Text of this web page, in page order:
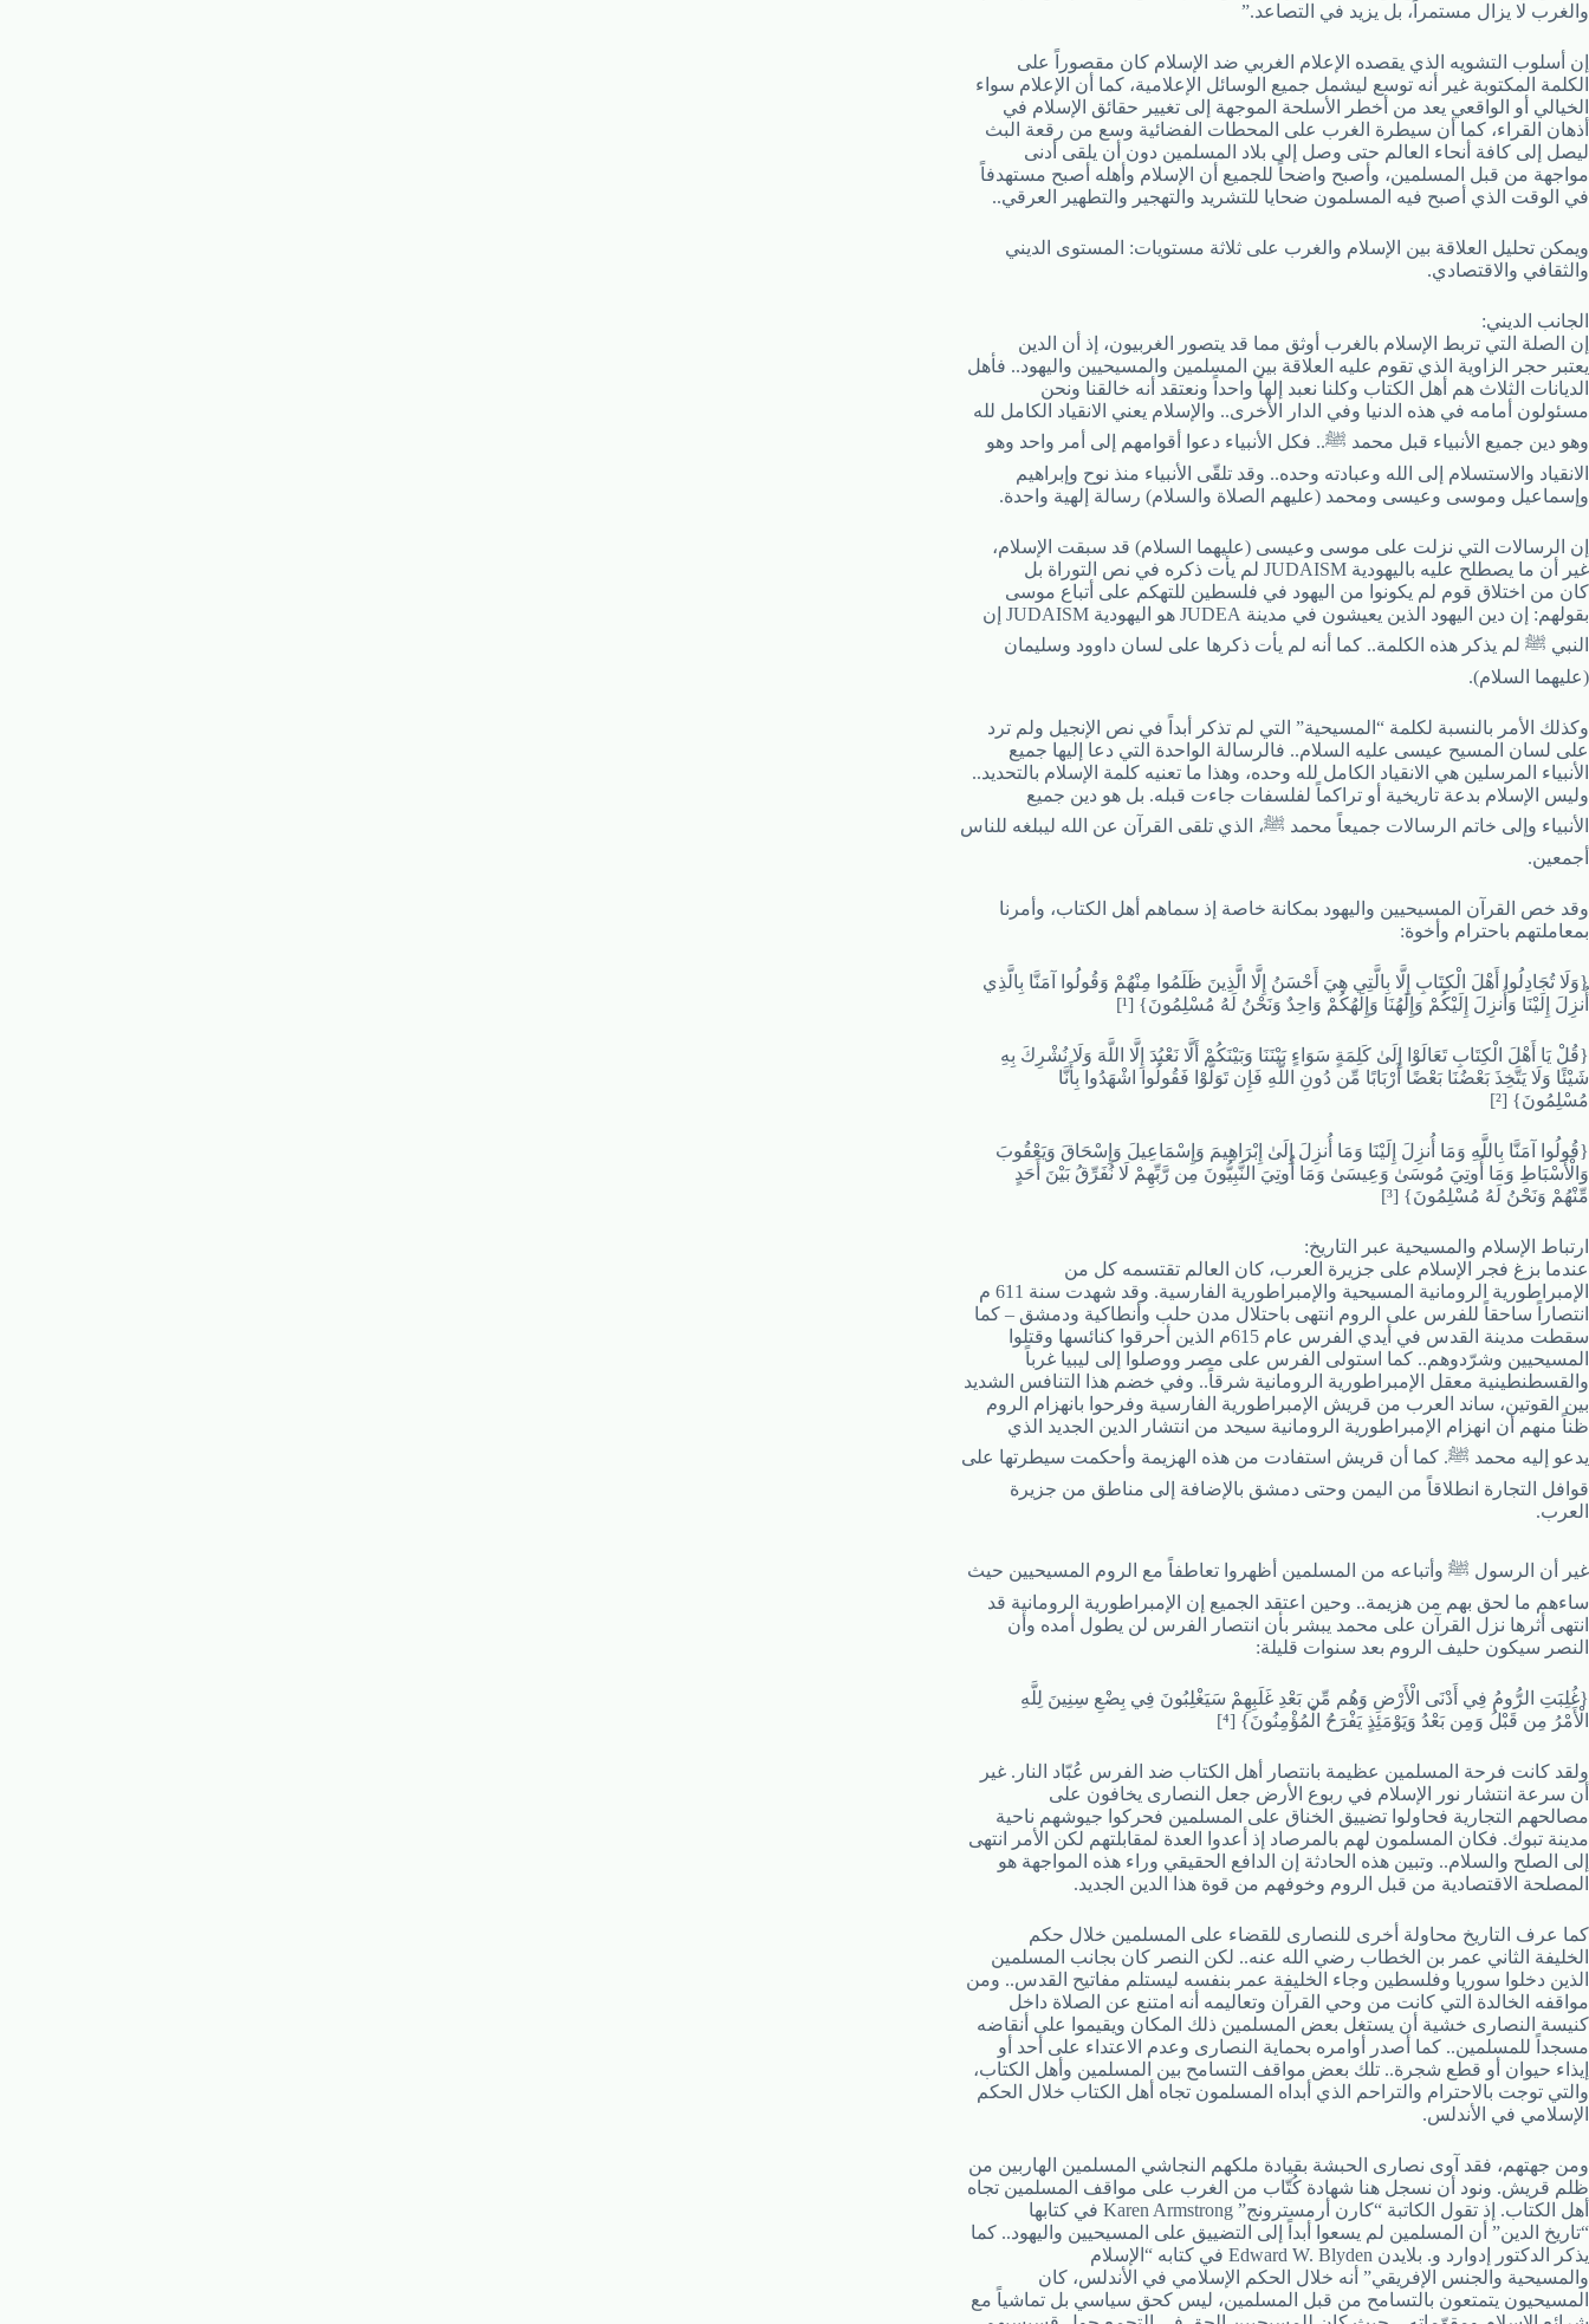
والغرب لا يزال مستمراً، بل يزيد في التصاعد.”
إن أسلوب التشويه الذي يقصده الإعلام الغربي ضد الإسلام كان مقصوراً على
الكلمة المكتوبة غير أنه توسع ليشمل جميع الوسائل الإعلامية، كما أن الإعلام سواء
الخيالي أو الواقعي يعد من أخطر الأسلحة الموجهة إلى تغيير حقائق الإسلام في
أذهان القراء، كما أن سيطرة الغرب على المحطات الفضائية وسع من رقعة البث
ليصل إلى كافة أنحاء العالم حتى وصل إلى بلاد المسلمين دون أن يلقى أدنى
مواجهة من قبل المسلمين، وأصبح واضحاً للجميع أن الإسلام وأهله أصبح مستهدفاً
في الوقت الذي أصبح فيه المسلمون ضحايا للتشريد والتهجير والتطهير العرقي..
ويمكن تحليل العلاقة بين الإسلام والغرب على ثلاثة مستويات: المستوى الديني
والثقافي والاقتصادي.
الجانب الديني:
إن الصلة التي تربط الإسلام بالغرب أوثق مما قد يتصور الغربيون، إذ أن الدين
يعتبر حجر الزاوية الذي تقوم عليه العلاقة بين المسلمين والمسيحيين واليهود.. فأهل
الديانات الثلاث هم أهل الكتاب وكلنا نعبد إلهاً واحداً ونعتقد أنه خالقنا ونحن
مسئولون أمامه في هذه الدنيا وفي الدار الأخرى.. والإسلام يعني الانقياد الكامل لله
وهو دين جميع الأنبياء قبل محمد ﷺ.. فكل الأنبياء دعوا أقوامهم إلى أمر واحد وهو
الانقياد والاستسلام إلى الله وعبادته وحده.. وقد تلقّى الأنبياء منذ نوح وإبراهيم
وإسماعيل وموسى وعيسى ومحمد (عليهم الصلاة والسلام) رسالة إلهية واحدة.
إن الرسالات التي نزلت على موسى وعيسى (عليهما السلام) قد سبقت الإسلام،
غير أن ما يصطلح عليه باليهودية JUDAISM لم يأت ذكره في نص التوراة بل
كان من اختلاق قوم لم يكونوا من اليهود في فلسطين للتهكم على أتباع موسى
بقولهم: إن دين اليهود الذين يعيشون في مدينة JUDEA هو اليهودية JUDAISM إن
النبي ﷺ لم يذكر هذه الكلمة.. كما أنه لم يأت ذكرها على لسان داوود وسليمان
(عليهما السلام).
وكذلك الأمر بالنسبة لكلمة “المسيحية” التي لم تذكر أبداً في نص الإنجيل ولم ترد
على لسان المسيح عيسى عليه السلام.. فالرسالة الواحدة التي دعا إليها جميع
الأنبياء المرسلين هي الانقياد الكامل لله وحده، وهذا ما تعنيه كلمة الإسلام بالتحديد..
وليس الإسلام بدعة تاريخية أو تراكماً لفلسفات جاءت قبله. بل هو دين جميع
الأنبياء وإلى خاتم الرسالات جميعاً محمد ﷺ، الذي تلقى القرآن عن الله ليبلغه للناس
أجمعين.
وقد خص القرآن المسيحيين واليهود بمكانة خاصة إذ سماهم أهل الكتاب، وأمرنا
بمعاملتهم باحترام وأخوة:
{وَلَا تُجَادِلُوا أَهْلَ الْكِتَابِ إِلَّا بِالَّتِي هِيَ أَحْسَنُ إِلَّا الَّذِينَ ظَلَمُوا مِنْهُمْ وَقُولُوا آمَنَّا بِالَّذِي
أُنزِلَ إِلَيْنَا وَأُنزِلَ إِلَيْكُمْ وَإِلَهُنَا وَإِلَهُكُمْ وَاحِدٌ وَنَحْنُ لَهُ مُسْلِمُونَ} [¹]
{قُلْ يَا أَهْلَ الْكِتَابِ تَعَالَوْا إِلَىٰ كَلِمَةٍ سَوَاءٍ بَيْنَنَا وَبَيْنَكُمْ أَلَّا نَعْبُدَ إِلَّا اللَّهَ وَلَا نُشْرِكَ بِهِ
شَيْئًا وَلَا يَتَّخِذَ بَعْضُنَا بَعْضًا أَرْبَابًا مِّن دُونِ اللَّهِ فَإِن تَوَلَّوْا فَقُولُوا اشْهَدُوا بِأَنَّا
مُسْلِمُونَ} [²]
{قُولُوا آمَنَّا بِاللَّهِ وَمَا أُنزِلَ إِلَيْنَا وَمَا أُنزِلَ إِلَىٰ إِبْرَاهِيمَ وَإِسْمَاعِيلَ وَإِسْحَاقَ وَيَعْقُوبَ
وَالْأَسْبَاطِ وَمَا أُوتِيَ مُوسَىٰ وَعِيسَىٰ وَمَا أُوتِيَ النَّبِيُّونَ مِن رَّبِّهِمْ لَا نُفَرِّقُ بَيْنَ أَحَدٍ
مِّنْهُمْ وَنَحْنُ لَهُ مُسْلِمُونَ} [³]
ارتباط الإسلام والمسيحية عبر التاريخ:
عندما بزغ فجر الإسلام على جزيرة العرب، كان العالم تقتسمه كل من
الإمبراطورية الرومانية المسيحية والإمبراطورية الفارسية. وقد شهدت سنة 611 م
انتصاراً ساحقاً للفرس على الروم انتهى باحتلال مدن حلب وأنطاكية ودمشق – كما
سقطت مدينة القدس في أيدي الفرس عام 615م الذين أحرقوا كنائسها وقتلوا
المسيحيين وشرّدوهم.. كما استولى الفرس على مصر ووصلوا إلى ليبيا غرباً
والقسطنطينية معقل الإمبراطورية الرومانية شرقاً.. وفي خضم هذا التنافس الشديد
بين القوتين، ساند العرب من قريش الإمبراطورية الفارسية وفرحوا بانهزام الروم
ظناً منهم أن انهزام الإمبراطورية الرومانية سيحد من انتشار الدين الجديد الذي
يدعو إليه محمد ﷺ. كما أن قريش استفادت من هذه الهزيمة وأحكمت سيطرتها على
قوافل التجارة انطلاقاً من اليمن وحتى دمشق بالإضافة إلى مناطق من جزيرة
العرب.
غير أن الرسول ﷺ وأتباعه من المسلمين أظهروا تعاطفاً مع الروم المسيحيين حيث
ساءهم ما لحق بهم من هزيمة.. وحين اعتقد الجميع إن الإمبراطورية الرومانية قد
انتهى أثرها نزل القرآن على محمد يبشر بأن انتصار الفرس لن يطول أمده وأن
النصر سيكون حليف الروم بعد سنوات قليلة:
{غُلِبَتِ الرُّومُ فِي أَدْنَى الْأَرْضِ وَهُم مِّن بَعْدِ غَلَبِهِمْ سَيَغْلِبُونَ فِي بِضْعِ سِنِينَ لِلَّهِ
الْأَمْرُ مِن قَبْلُ وَمِن بَعْدُ وَيَوْمَئِذٍ يَفْرَحُ الْمُؤْمِنُونَ} [⁴]
ولقد كانت فرحة المسلمين عظيمة بانتصار أهل الكتاب ضد الفرس عُبّاد النار. غير
أن سرعة انتشار نور الإسلام في ربوع الأرض جعل النصارى يخافون على
مصالحهم التجارية فحاولوا تضييق الخناق على المسلمين فحركوا جيوشهم ناحية
مدينة تبوك. فكان المسلمون لهم بالمرصاد إذ أعدوا العدة لمقابلتهم لكن الأمر انتهى
إلى الصلح والسلام.. وتبين هذه الحادثة إن الدافع الحقيقي وراء هذه المواجهة هو
المصلحة الاقتصادية من قبل الروم وخوفهم من قوة هذا الدين الجديد.
كما عرف التاريخ محاولة أخرى للنصارى للقضاء على المسلمين خلال حكم
الخليفة الثاني عمر بن الخطاب رضي الله عنه.. لكن النصر كان بجانب المسلمين
الذين دخلوا سوريا وفلسطين وجاء الخليفة عمر بنفسه ليستلم مفاتيح القدس.. ومن
مواقفه الخالدة التي كانت من وحي القرآن وتعاليمه أنه امتنع عن الصلاة داخل
كنيسة النصارى خشية أن يستغل بعض المسلمين ذلك المكان ويقيموا على أنقاضه
مسجداً للمسلمين.. كما أصدر أوامره بحماية النصارى وعدم الاعتداء على أحد أو
إيذاء حيوان أو قطع شجرة.. تلك بعض مواقف التسامح بين المسلمين وأهل الكتاب،
والتي توجت بالاحترام والتراحم الذي أبداه المسلمون تجاه أهل الكتاب خلال الحكم
الإسلامي في الأندلس.
ومن جهتهم، فقد آوى نصارى الحبشة بقيادة ملكهم النجاشي المسلمين الهاربين من
ظلم قريش. ونود أن نسجل هنا شهادة كُتّاب من الغرب على مواقف المسلمين تجاه
أهل الكتاب. إذ تقول الكاتبة “كارن أرمسترونج” Karen Armstrong في كتابها
“تاريخ الدين” أن المسلمين لم يسعوا أبداً إلى التضييق على المسيحيين واليهود.. كما
يذكر الدكتور إدوارد و. بلايدن Edward W. Blyden في كتابه “الإسلام
والمسيحية والجنس الإفريقي” أنه خلال الحكم الإسلامي في الأندلس، كان
المسيحيون يتمتعون بالتسامح من قبل المسلمين، ليس كحق سياسي بل تماشياً مع